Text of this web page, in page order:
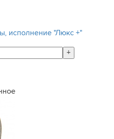
исполнение "Люкс +"
+